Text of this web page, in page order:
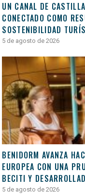
UN CANAL DE
CONECTADO COMO
SOSTENIBILIDAD
5 de agosto de 2026
BENIDORM AVANZA
EUROPEA CON UNA
BECITI Y
5 de agosto de 2026